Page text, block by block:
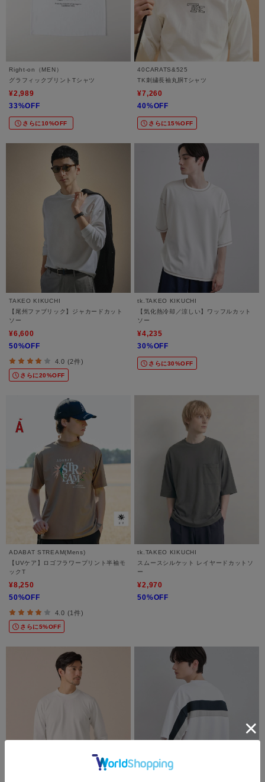
Right-on（MEN）
グラフィックプリントTシャツ
¥2,989
33%OFF
さらに10%OFF
40CARATS&525
TK刺繍長袖丸胴Tシャツ
¥7,260
40%OFF
さらに15%OFF
TAKEO KIKUCHI
【尾州ファブリック】ジャカードカット
ソー
¥6,600
50%OFF
4.0 (2件)
さらに20%OFF
tk.TAKEO KIKUCHI
【気化熱冷却／涼しい】ワッフルカット
ソー
¥4,235
30%OFF
さらに30%OFF
ADABAT STREAM(Mens)
【UVケア】ロゴフラワープリント半袖モ
ックT
¥8,250
50%OFF
4.0 (1件)
さらに5%OFF
tk.TAKEO KIKUCHI
スムースシルケット レイヤードカットソ
ー
¥2,970
50%OFF